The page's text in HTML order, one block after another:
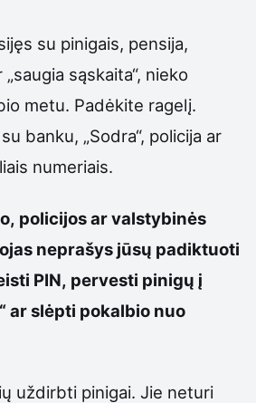
su pinigais, pensija,
sąskaita“, nieko
metu. Padėkite ragelį.
banku, „Sodra“, policija ar
numeriais.
policijos ar valstybinės
neprašys jūsų padiktuoti
PIN, pervesti pinigų į
ar slėpti pokalbio nuo
uždirbti pinigai. Jie neturi